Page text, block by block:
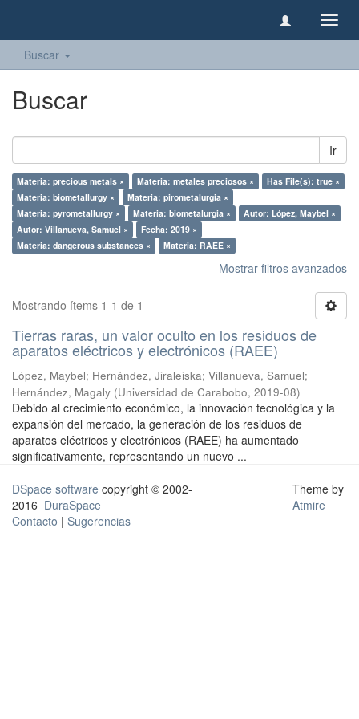
Buscar
Buscar
Ir
Materia: precious metals × Materia: metales preciosos ×
Has File(s): true ×
Materia: biometallurgy ×
Materia: pirometalurgia ×
Materia: pyrometallurgy ×
Materia: biometalurgia ×
Autor: López, Maybel ×
Autor: Villanueva, Samuel ×
Fecha: 2019 ×
Materia: dangerous substances ×
Materia: RAEE ×
Mostrar filtros avanzados
Mostrando ítems 1-1 de 1
Tierras raras, un valor oculto en los residuos de
aparatos eléctricos y electrónicos (RAEE)
López, Maybel; Hernández, Jiraleiska; Villanueva, Samuel;
Hernández, Magaly (Universidad de Carabobo, 2019-08)
Debido al crecimiento económico, la innovación tecnológica y la
expansión del mercado, la generación de los residuos de
aparatos eléctricos y electrónicos (RAEE) ha aumentado
significativamente, representando un nuevo ...
DSpace software copyright © 2002-
2016 DuraSpace
Contacto | Sugerencias
Theme by
Atmire